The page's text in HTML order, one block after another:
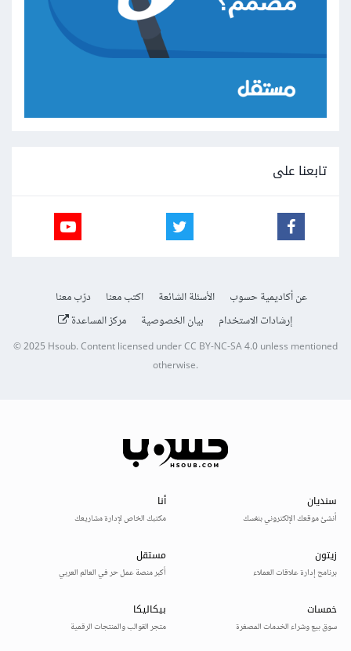
تابعنا على
عن أكاديمية حسوب الأسئلة الشائعة اكتب معنا
درّب معنا
إرشادات الاستخدام
بيان الخصوصية مركز المساعدة
© 2025Hsoub.Content licensed underCC BY-NC-SA 4.0unless mentioned
otherwise.